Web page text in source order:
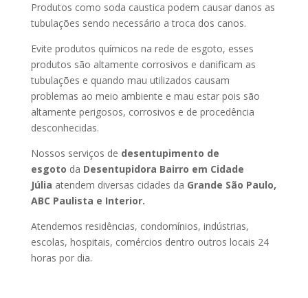
Produtos como soda caustica podem causar danos as
tubulações sendo necessário a troca dos canos.
Evite produtos químicos na rede de esgoto, esses
produtos são altamente corrosivos e danificam as
tubulações e quando mau utilizados causam
problemas ao meio ambiente e mau estar pois são
altamente perigosos, corrosivos e de procedência
desconhecidas.
Nossos serviços de desentupimento de
esgoto da Desentupidora Bairro em Cidade
Júlia atendem diversas cidades da Grande São Paulo,
ABC Paulista e Interior.
Atendemos residências, condomínios, indústrias,
escolas, hospitais, comércios dentro outros locais 24
horas por dia.